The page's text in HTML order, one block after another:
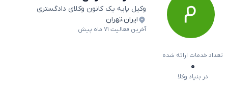
وکیل پایه یک کانون وکلای دادگستری
ایران،تهران
آخرین فعالیت ۷۱ ماه پیش
تعداد خدمات ارائه شده
۰
در بنیاد وکلا